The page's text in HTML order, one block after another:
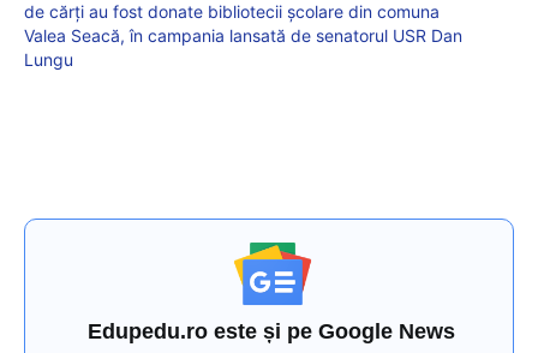
de cărți au fost donate bibliotecii școlare din comuna
Valea Seacă, în campania lansată de senatorul USR Dan
Lungu
Edupedu.ro este și pe Google News